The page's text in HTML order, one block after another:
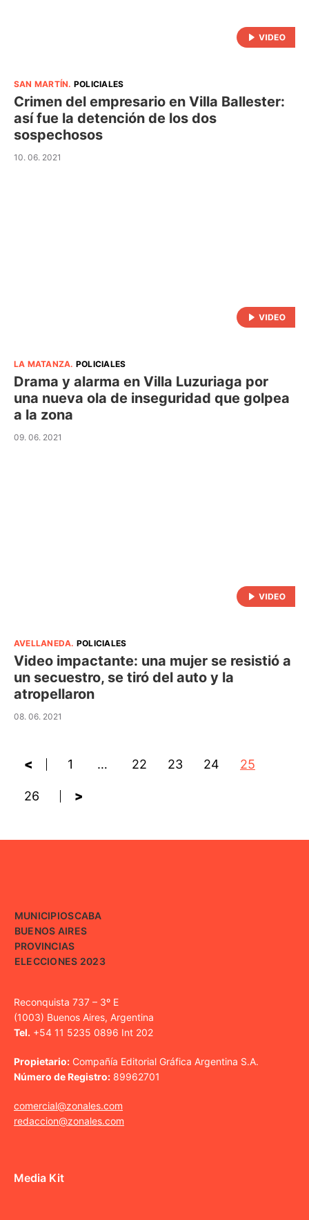
SAN MARTÍN. POLICIALES
Crimen del empresario en Villa Ballester:
así fue la detención de los dos
sospechosos
10. 06. 2021
LA MATANZA. POLICIALES
Drama y alarma en Villa Luzuriaga por
una nueva ola de inseguridad que golpea
a la zona
09. 06. 2021
AVELLANEDA. POLICIALES
Video impactante: una mujer se resistió a
un secuestro, se tiró del auto y la
atropellaron
08. 06. 2021
< 1 … 22 23 24 25
26 >
MUNICIPIOSCABA
BUENOS AIRES
PROVINCIAS
ELECCIONES 2023
Reconquista 737 – 3º E
(1003) Buenos Aires, Argentina
Tel. +54 11 5235 0896 Int 202
Propietario: Compañía Editorial Gráfica Argentina S.A.
Número de Registro: 89962701
comercial@zonales.com
redaccion@zonales.com
Media Kit